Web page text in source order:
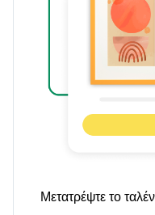
Μετατρέψτε το